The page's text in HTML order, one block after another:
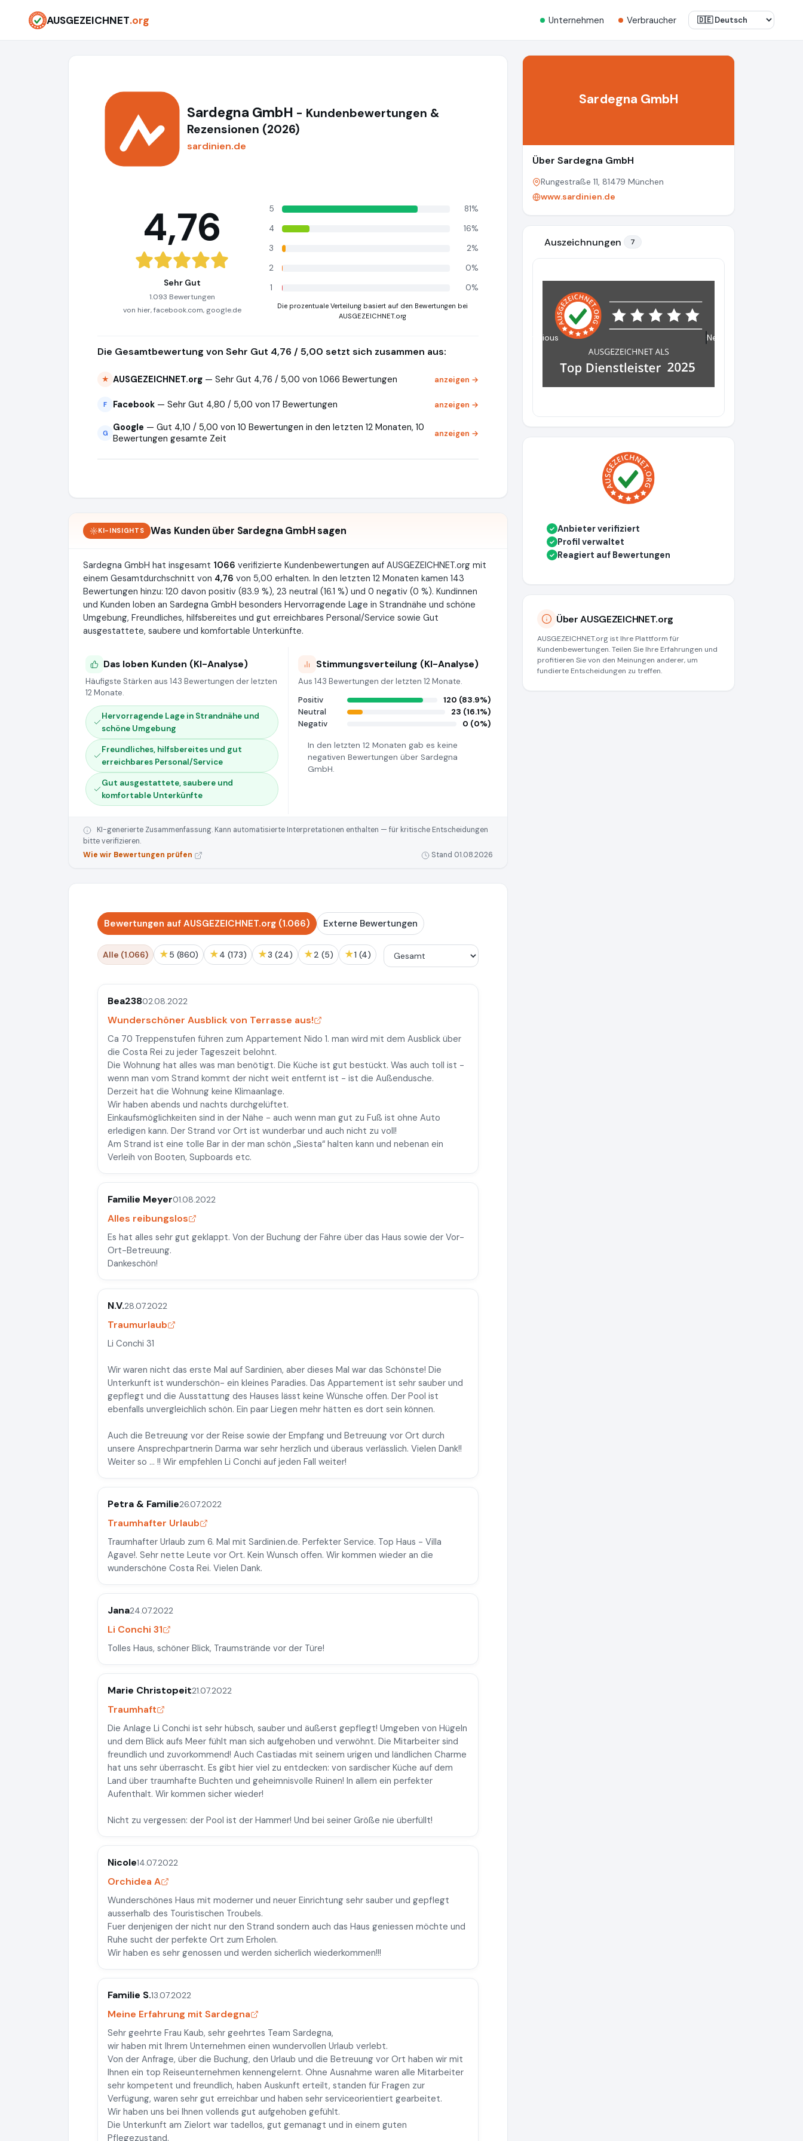
AUSGEZEICHNET.org Unternehmen Verbraucher
Sardegna GmbH - Kundenbewertungen &
Rezensionen (2026)
sardinien.de
4,76
Sehr Gut
1.093 Bewertungen
von hier, facebook.com, google.de
5
81%
4
16%
3
2%
2
0%
1
0%
Die prozentuale Verteilung basiert auf den Bewertungen bei
AUSGEZEICHNET.org
Die Gesamtbewertung von Sehr Gut 4,76 / 5,00 setzt sich zusammen aus:
★ AUSGEZEICHNET.org — Sehr Gut 4,76 / 5,00 von 1.066 Bewertungen anzeigen →
F Facebook — Sehr Gut 4,80 / 5,00 von 17 Bewertungen anzeigen →
G Google — Gut 4,10 / 5,00 von 10 Bewertungen in den letzten 12 Monaten, 10
Bewertungen gesamte Zeit
anzeigen →
KI-INSIGHTS Was Kunden über Sardegna GmbH sagen
Sardegna GmbH hat insgesamt 1066 verifizierte Kundenbewertungen auf AUSGEZEICHNET.org mit
einem Gesamtdurchschnitt von 4,76 von 5,00 erhalten. In den letzten 12 Monaten kamen 143
Bewertungen hinzu: 120 davon positiv (83.9 %), 23 neutral (16.1 %) und 0 negativ (0 %). Kundinnen
und Kunden loben an Sardegna GmbH besonders Hervorragende Lage in Strandnähe und schöne
Umgebung, Freundliches, hilfsbereites und gut erreichbares Personal/Service sowie Gut
ausgestattete, saubere und komfortable Unterkünfte.
Das loben Kunden (KI-Analyse)
Häufigste Stärken aus 143 Bewertungen der letzten
12 Monate.
Hervorragende Lage in Strandnähe und
schöne Umgebung
Freundliches, hilfsbereites und gut
erreichbares Personal/Service
Gut ausgestattete, saubere und
komfortable Unterkünfte
Stimmungsverteilung (KI-Analyse)
Aus 143 Bewertungen der letzten 12 Monate.
Positiv
120 (83.9%)
Neutral
23 (16.1%)
Negativ
0 (0%)
In den letzten 12 Monaten gab es keine
negativen Bewertungen über Sardegna
GmbH.
KI-generierte Zusammenfassung. Kann automatisierte Interpretationen enthalten — für kritische Entscheidungen
bitte verifizieren.
Wie wir Bewertungen prüfen
Stand 01.08.2026
Bewertungen auf AUSGEZEICHNET.org (1.066) Externe Bewertungen
Alle (1.066) ★ 5 (860) ★ 4 (173) ★ 3 (24) ★ 2 (5) ★ 1 (4)
Bea23802.08.2022
Wunderschöner Ausblick von Terrasse aus!
Ca 70 Treppenstufen führen zum Appartement Nido 1. man wird mit dem Ausblick über
die Costa Rei zu jeder Tageszeit belohnt.
Die Wohnung hat alles was man benötigt. Die Küche ist gut bestückt. Was auch toll ist -
wenn man vom Strand kommt der nicht weit entfernt ist - ist die Außendusche.
Derzeit hat die Wohnung keine Klimaanlage.
Wir haben abends und nachts durchgelüftet.
Einkaufsmöglichkeiten sind in der Nähe - auch wenn man gut zu Fuß ist ohne Auto
erledigen kann. Der Strand vor Ort ist wunderbar und auch nicht zu voll!
Am Strand ist eine tolle Bar in der man schön „Siesta“ halten kann und nebenan ein
Verleih von Booten, Supboards etc.
Familie Meyer01.08.2022
Alles reibungslos
Es hat alles sehr gut geklappt. Von der Buchung der Fähre über das Haus sowie der Vor-
Ort-Betreuung.
Dankeschön!
N.V.28.07.2022
Traumurlaub
Li Conchi 31
Wir waren nicht das erste Mal auf Sardinien, aber dieses Mal war das Schönste! Die
Unterkunft ist wunderschön- ein kleines Paradies. Das Appartement ist sehr sauber und
gepflegt und die Ausstattung des Hauses lässt keine Wünsche offen. Der Pool ist
ebenfalls unvergleichlich schön. Ein paar Liegen mehr hätten es dort sein können.
Auch die Betreuung vor der Reise sowie der Empfang und Betreuung vor Ort durch
unsere Ansprechpartnerin Darma war sehr herzlich und überaus verlässlich. Vielen Dank!!
Weiter so … !! Wir empfehlen Li Conchi auf jeden Fall weiter!
Petra & Familie26.07.2022
Traumhafter Urlaub
Traumhafter Urlaub zum 6. Mal mit Sardinien.de. Perfekter Service. Top Haus - Villa
Agave!. Sehr nette Leute vor Ort. Kein Wunsch offen. Wir kommen wieder an die
wunderschöne Costa Rei. Vielen Dank.
Jana24.07.2022
Li Conchi 31
Tolles Haus, schöner Blick, Traumstrände vor der Türe!
Marie Christopeit21.07.2022
Traumhaft
Die Anlage Li Conchi ist sehr hübsch, sauber und äußerst gepflegt! Umgeben von Hügeln
und dem Blick aufs Meer fühlt man sich aufgehoben und verwöhnt. Die Mitarbeiter sind
freundlich und zuvorkommend! Auch Castiadas mit seinem urigen und ländlichen Charme
hat uns sehr überrascht. Es gibt hier viel zu entdecken: von sardischer Küche auf dem
Land über traumhafte Buchten und geheimnisvolle Ruinen! In allem ein perfekter
Aufenthalt. Wir kommen sicher wieder!
Nicht zu vergessen: der Pool ist der Hammer! Und bei seiner Größe nie überfüllt!
Nicole14.07.2022
Orchidea A
Wunderschönes Haus mit moderner und neuer Einrichtung sehr sauber und gepflegt
ausserhalb des Touristischen Troubels.
Fuer denjenigen der nicht nur den Strand sondern auch das Haus geniessen möchte und
Ruhe sucht der perfekte Ort zum Erholen.
Wir haben es sehr genossen und werden sicherlich wiederkommen!!!
Familie S.13.07.2022
Meine Erfahrung mit Sardegna
Sehr geehrte Frau Kaub, sehr geehrtes Team Sardegna,
wir haben mit Ihrem Unternehmen einen wundervollen Urlaub verlebt.
Von der Anfrage, über die Buchung, den Urlaub und die Betreuung vor Ort haben wir mit
Ihnen ein top Reiseunternehmen kennengelernt. Ohne Ausnahme waren alle Mitarbeiter
sehr kompetent und freundlich, haben Auskunft erteilt, standen für Fragen zur
Verfügung, waren sehr gut erreichbar und haben sehr serviceorientiert gearbeitet.
Wir haben uns bei Ihnen vollends gut aufgehoben gefühlt.
Die Unterkunft am Zielort war tadellos, gut gemanagt und in einem guten
Pflegezustand.
Sardegna GmbH
Über Sardegna GmbH
Rungestraße 11, 81479 München
www.sardinien.de
Auszeichnungen 7
Previous Next
✓ Anbieter verifiziert
✓ Profil verwaltet
✓ Reagiert auf Bewertungen
Über AUSGEZEICHNET.org
AUSGEZEICHNET.org ist Ihre Plattform für
Kundenbewertungen. Teilen Sie Ihre Erfahrungen und
profitieren Sie von den Meinungen anderer, um
fundierte Entscheidungen zu treffen.